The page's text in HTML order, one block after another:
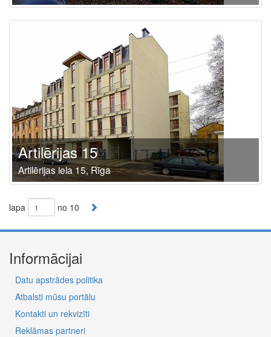
Artilērijas 15
Artilērijas iela 15, Rīga
lapa no 10
Informācijai
Datu apstrādes politika
Atbalsti mūsu portālu
Kontakti un rekvizīti
Reklāmas partneri